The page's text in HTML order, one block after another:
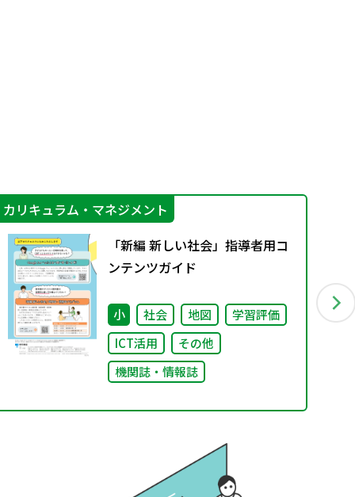
カリキュラム・マネジメント
「新編 新しい社会」指導者用コ
ンテンツガイド
小 社会 地図
学習評価
ICT活用
その他
機関誌・情報誌